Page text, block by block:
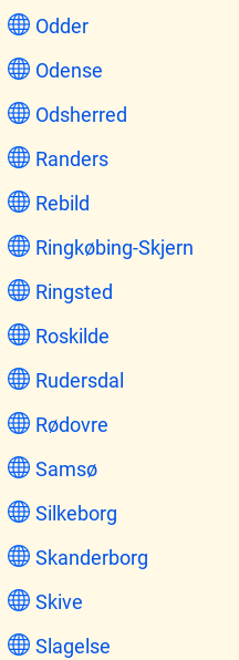
Odder
Odense
Odsherred
Randers
Rebild
Ringkøbing-Skjern
Ringsted
Roskilde
Rudersdal
Rødovre
Samsø
Silkeborg
Skanderborg
Skive
Slagelse